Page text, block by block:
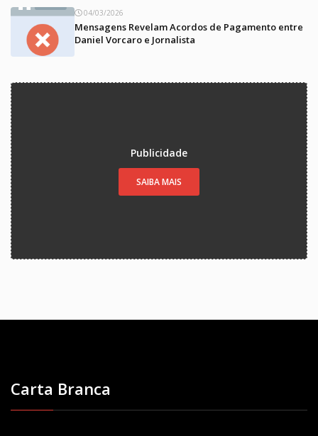
04/03/2026
Mensagens Revelam Acordos de Pagamento entre
Daniel Vorcaro e Jornalista
Publicidade
SAIBA MAIS
Carta Branca